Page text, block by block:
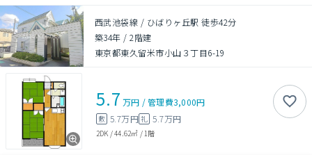
西武池袋線 / ひばりヶ丘駅 徒歩42分
築34年 /2階建
東京都東久留米市小山３丁目6-19
5.7 万円 /管理費3,000円
敷 5.7万円礼 5.7万円
2DK /44.62㎡ / 1階